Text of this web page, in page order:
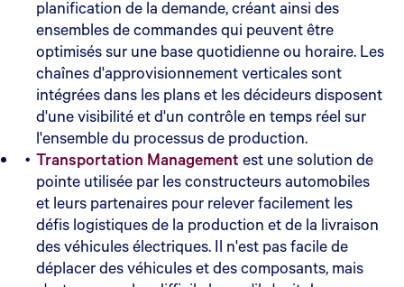
planification de la demande, créant ainsi des
ensembles de commandes qui peuvent être
optimisés sur une base quotidienne ou horaire. Les
chaînes d'approvisionnement verticales sont
intégrées dans les plans et les décideurs disposent
d'une visibilité et d'un contrôle en temps réel sur
l'ensemble du processus de production.
Transportation Management est une solution de
pointe utilisée par les constructeurs automobiles
et leurs partenaires pour relever facilement les
défis logistiques de la production et de la livraison
des véhicules électriques. Il n'est pas facile de
déplacer des véhicules et des composants, mais